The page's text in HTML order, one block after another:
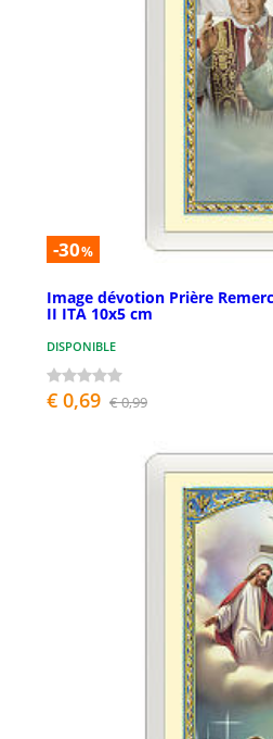
-30%
Image dévotion Prière
II ITA 10x5 cm
DISPONIBLE
€ 0,69 € 0,99